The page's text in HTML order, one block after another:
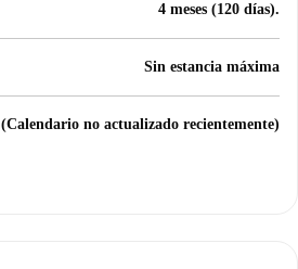
4 meses (120 días).
Sin estancia máxima
(Calendario no actualizado recientemente)